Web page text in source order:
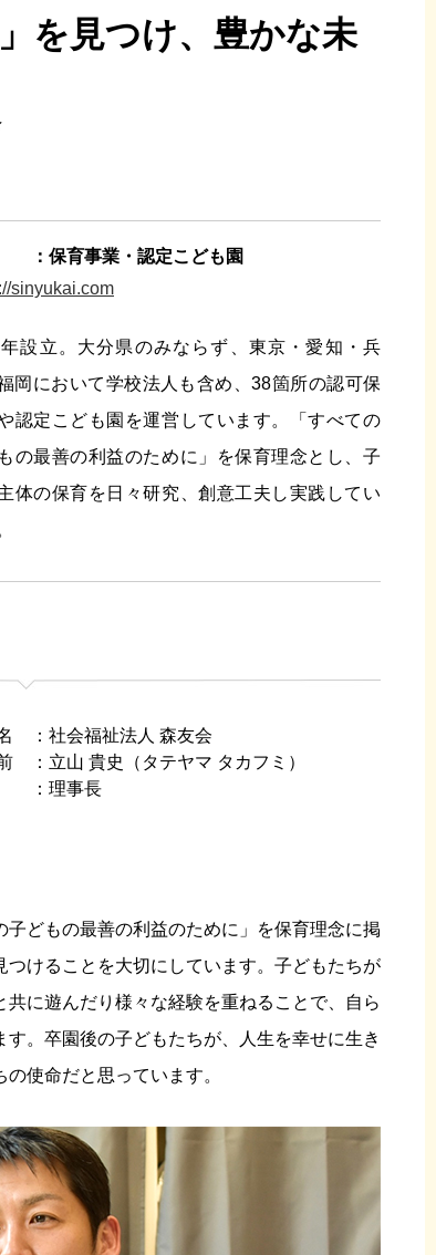
を見つけ、豊かな未
保育事業・認定こども園
sinyukai.com
設立。大分県のみならず、東京・愛知・兵
岡において学校法人も含め、38箇所の認可保
認定こども園を運営しています。「すべての
の最善の利益のために」を保育理念とし、子
体の保育を日々研究、創意工夫し実践してい
社会福祉法人 森友会
立山 貴史（タテヤマ タカフミ）
理事長
どもの最善の利益のために」を保育理念に掲
けることを大切にしています。子どもたちが
に遊んだり様々な経験を重ねることで、自ら
。 卒園後の子どもたちが、人生を幸せに生き
使命だと思っています。